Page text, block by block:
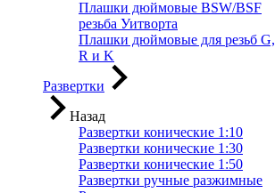
Плашки дюймовые BSW/BSF
резьба Уитворта
Плашки дюймовые для резьб G,
R и K
Развертки
Назад
Развертки конические 1:10
Развертки конические 1:30
Развертки конические 1:50
Развертки ручные разжимные